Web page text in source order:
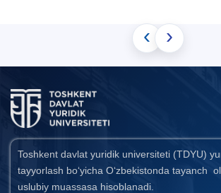
‹ ›
Toshkent davlat yuridik universiteti (TDYU)
tayyorlash bo‘yicha O‘zbekistonda tayanch
uslubiy muassasa hisoblanadi.